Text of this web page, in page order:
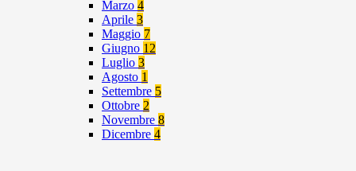
Marzo 4
Aprile 3
Maggio 7
Giugno 12
Luglio 3
Agosto 1
Settembre 5
Ottobre 2
Novembre 8
Dicembre 4